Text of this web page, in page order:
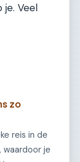
Veel
zo
reis in de
je